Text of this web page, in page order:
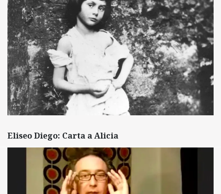
Eliseo Diego: Carta a Alicia